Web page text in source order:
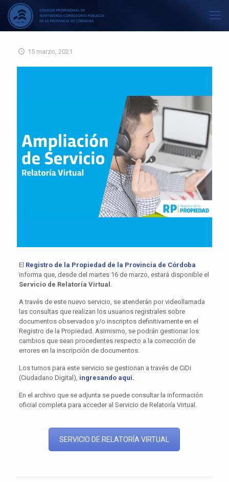
15 marzo, 2021
El Registro de la Propiedad de la Provincia de Córdoba
informa que, desde del martes 16 de marzo, estará disponible el
Servicio de Relatoría Virtual .
A través de este nuevo servicio, se atenderán por videollamada
las consultas que realizan los usuarios registrales sobre
documentos observados y/o inscriptos definitivamente en el
Registro de la Propiedad. Asimismo, se podrán gestionar los
cambios que sean procedentes respecto a la corrección de
errores en la inscripción de documentos.
Los turnos para este servicio se gestionan a través de CiDi
(Ciudadano Digital), ingresando aquí.
En el archivo que se adjunta se puede consultar la información
oficial completa para acceder al Servicio de Relatoría Virtual.
SERVICIO DE RELATORÍA VIRTUAL